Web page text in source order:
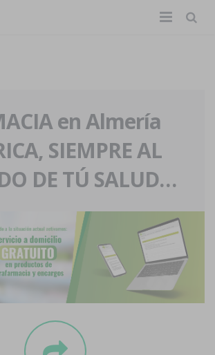
en Almería
SIEMPRE AL
DE TÚ SALUD…